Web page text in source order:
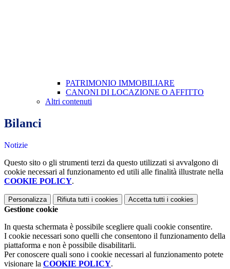
PATRIMONIO IMMOBILIARE
CANONI DI LOCAZIONE O AFFITTO
Altri contenuti
Bilanci
Notizie
Questo sito o gli strumenti terzi da questo utilizzati si avvalgono di
cookie necessari al funzionamento ed utili alle finalità illustrate nella
COOKIE POLICY.
Personalizza Rifiuta tutti i cookies Accetta tutti i cookies
Gestione cookie
In questa schermata è possibile scegliere quali cookie consentire.
I cookie necessari sono quelli che consentono il funzionamento della
piattaforma e non è possibile disabilitarli.
Per conoscere quali sono i cookie necessari al funzionamento potete
visionare la COOKIE POLICY.